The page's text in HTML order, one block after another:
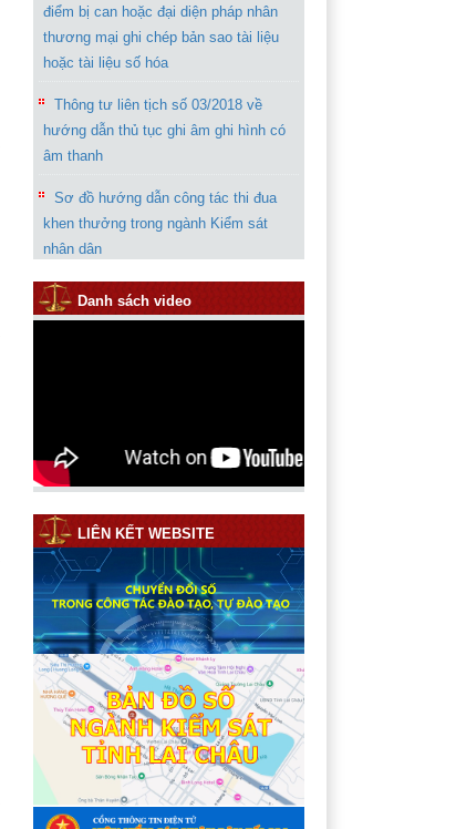
điểm bị can hoặc đại diện pháp nhân
thương mại ghi chép bản sao tài liệu
hoặc tài liệu số hóa
Thông tư liên tịch số 03/2018 về
hướng dẫn thủ tục ghi âm ghi hình có
âm thanh
Sơ đồ hướng dẫn công tác thi đua
khen thưởng trong ngành Kiểm sát
nhân dân
Chỉ thị 07 của VKSND tối cao về
tăng cường công tác kháng nghị phúc
Hướng dẫn phần mềm thống kê năm
2019
Danh sách video
LIÊN KẾT WEBSITE